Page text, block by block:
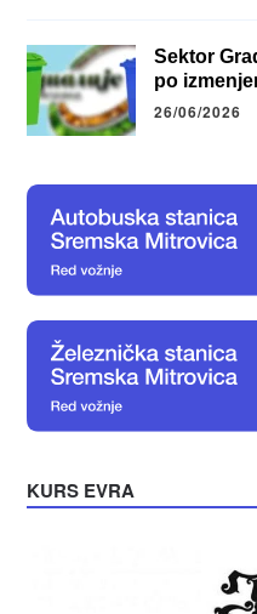
Sektor
po
26/06/2026
KURS EVRA